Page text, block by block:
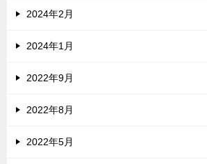
2024年2月
2024年1月
2022年9月
2022年8月
2022年5月